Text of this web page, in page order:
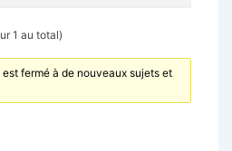
1 au total)
est fermé à de nouveaux sujets et